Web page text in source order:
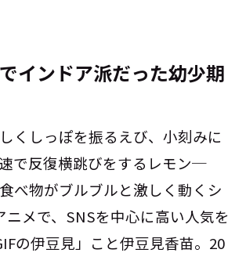
インドア派だった幼少期
くしっぽを振るえび、小刻みに
で反復横跳びをするレモン─
べ物がブルブルと激しく動くシ
ニメで、SNSを中心に高い人気を
の伊豆見」こと伊豆見香苗。20